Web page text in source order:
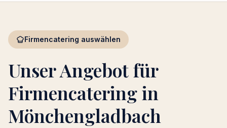
Firmencatering auswählen
Unser Angebot für
Firmencatering in
Mönchengladbach